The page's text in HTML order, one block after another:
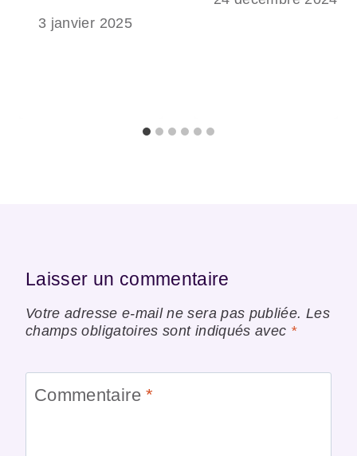
3 janvier 2025
Laisser un commentaire
Votre adresse e-mail ne sera pas publiée. Les
champs obligatoires sont indiqués avec *
Commentaire*